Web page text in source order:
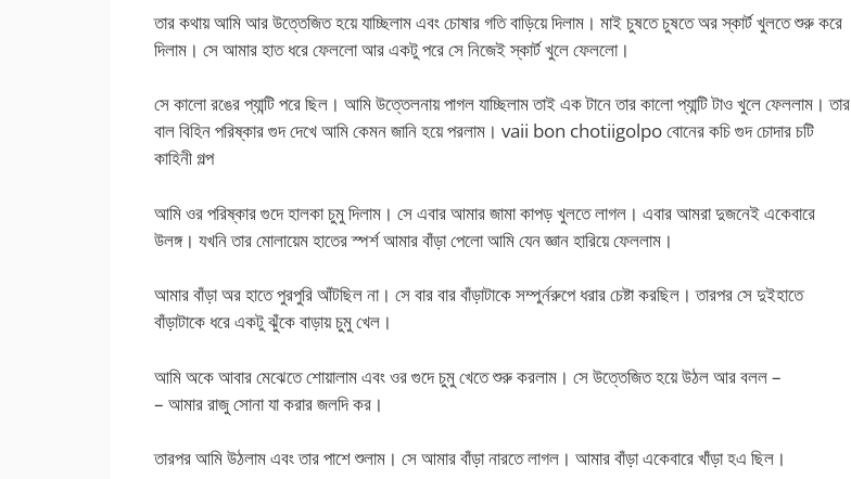
তার কথায় আমি আর উত্তেজিত হয়ে যাচ্ছিলাম এবং চোষার গতি বাড়িয়ে দিলাম। মাই চুষতে চুষতে অর স্কার্ট খুলতে শুরু করে
দিলাম। সে আমার হাত ধরে ফেললো আর একটু পরে সে নিজেই স্কার্ট খুলে ফেললো।
সে কালো রঙের প্যান্টি পরে ছিল। আমি উত্তেলনায় পাগল যাচ্ছিলাম তাই এক টানে তার কালো প্যান্টি টাও খুলে ফেললাম। তার
বাল বিহিন পরিষ্কার গুদ দেখে আমি কেমন জানি হয়ে পরলাম। vaii bon chotiigolpo বোনের কচি গুদ চোদার চটি
কাহিনী গল্প
আমি ওর পরিষ্কার গুদে হালকা চুমু দিলাম। সে এবার আমার জামা কাপড় খুলতে লাগল। এবার আমরা দুজনেই একেবারে
উলঙ্গ। যখনি তার মোলায়েম হাতের স্পর্শ আমার বাঁড়া পেলো আমি যেন জ্ঞান হারিয়ে ফেললাম।
আমার বাঁড়া অর হাতে পুরপুরি আঁটছিল না। সে বার বার বাঁড়াটাকে সম্পুর্নরুপে ধরার চেষ্টা করছিল। তারপর সে দুইহাতে
বাঁড়াটাকে ধরে একটু ঝুঁকে বাড়ায় চুমু খেল।
আমি অকে আবার মেঝেতে শোয়ালাম এবং ওর গুদে চুমু খেতে শুরু করলাম। সে উত্তেজিত হয়ে উঠল আর বলল –
– আমার রাজু সোনা যা করার জলদি কর।
তারপর আমি উঠলাম এবং তার পাশে শুলাম। সে আমার বাঁড়া নারতে লাগল। আমার বাঁড়া একেবারে খাঁড়া হএ ছিল।